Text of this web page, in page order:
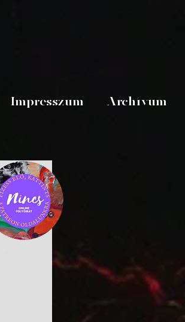
Impresszum Archívum